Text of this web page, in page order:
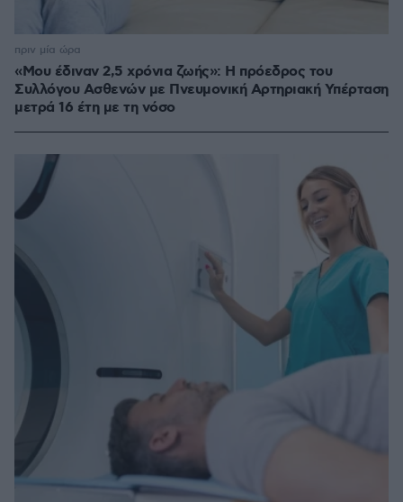
«Μου έδιναν 2,5 χρόνια ζωής»: Η πρόεδρος του
Συλλόγου Ασθενών με Πνευμονική Αρτηριακή Υπέρταση
μετρά 16 έτη με τη νόσο
πριν μία ώρα